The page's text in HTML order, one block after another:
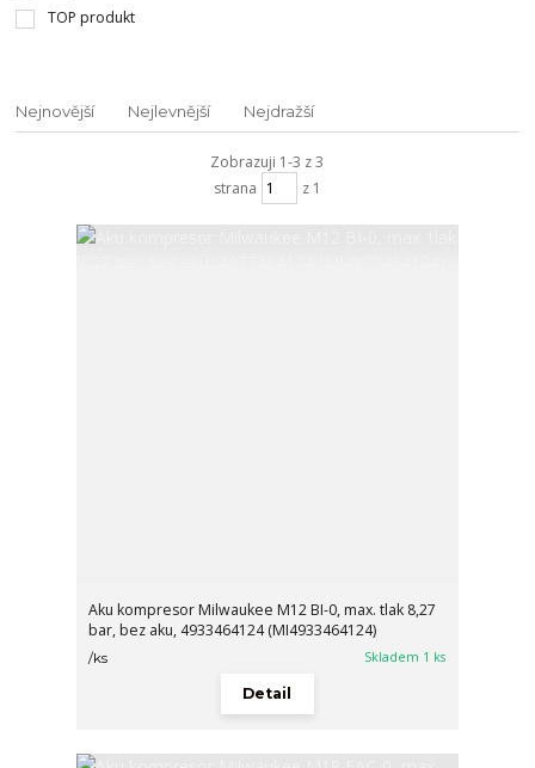
TOP produkt
Nejnovější Nejlevnější Nejdražší
Zobrazuji 1-3 z 3
strana
z 1
Aku kompresor Milwaukee M12 BI-0, max. tlak 8,27
bar, bez aku, 4933464124 (MI4933464124)
/ks Skladem 1 ks
Detail